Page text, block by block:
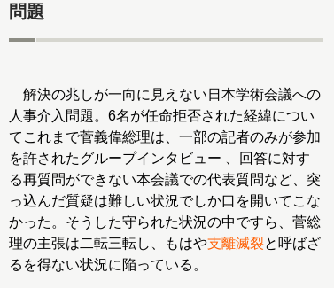
問題
解決の兆しが一向に見えない日本学術会議への
人事介入問題。6名が任命拒否された経緯につい
てこれまで菅義偉総理は、一部の記者のみが参加
を許されたグループインタビュー 、回答に対す
る再質問ができない本会議での代表質問など、突
っ込んだ質疑は難しい状況でしか口を開いてこな
かった。そうした守られた状況の中ですら、菅総
理の主張は二転三転し、もはや支離滅裂と呼ばざ
るを得ない状況に陥っている。